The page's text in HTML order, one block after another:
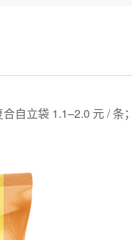
自立袋 1.1–2.0 元 / 条